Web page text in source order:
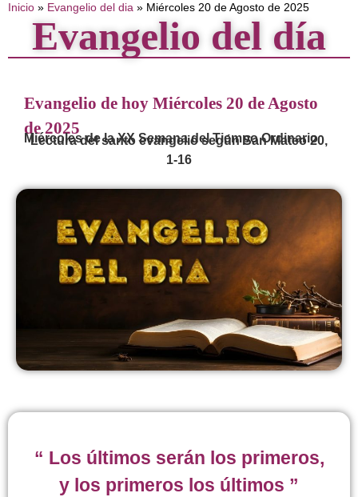
Inicio » Evangelio del dia » Miércoles 20 de Agosto de 2025
Evangelio del día
Evangelio de hoy Miércoles 20 de Agosto
de 2025
Miércoles de la XX Semana del Tiempo Ordinario
Lectura del santo evangelio según San Mateo 20,
1-16
“ Los últimos serán los primeros,
y los primeros los últimos ”